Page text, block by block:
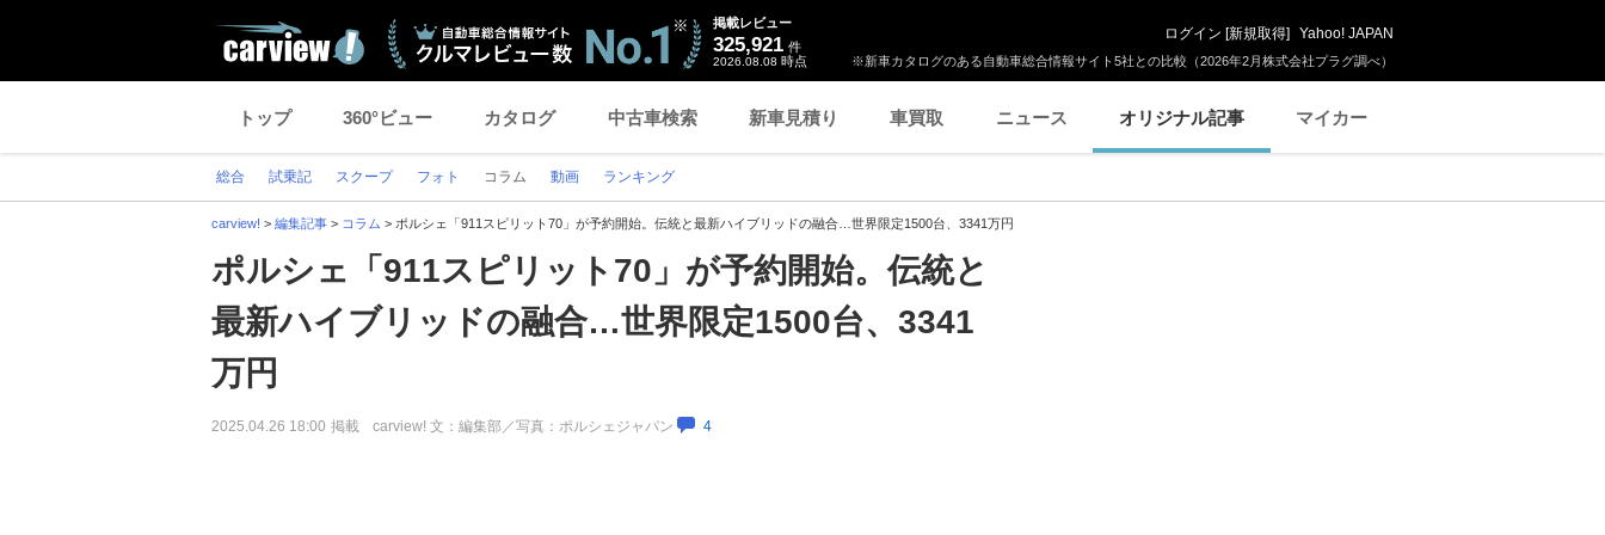
※新車カタログのある自動車総合情報サイト5社との比較（2026年2月株式会社プラグ調べ）
掲載レビュー
325,921 件
2026.08.08 時点
ログイン [新規取得] Yahoo! JAPAN
トップ 360°ビュー カタログ 中古車検索 新車見積り 車買取 ニュース オリジナル記事 マイカー
総合 試乗記 スクープ フォト コラム 動画 ランキング
carview! > 編集記事 > コラム > ポルシェ「911スピリット70」が予約開始。伝統と最新ハイブリッドの融合…世界限定1500台、3341万円
ポルシェ「911スピリット70」が予約開始。伝統と
最新ハイブリッドの融合…世界限定1500台、3341
万円
2025.04.26 18:00 掲載 carview! 文：編集部／写真：ポルシェジャパン 4